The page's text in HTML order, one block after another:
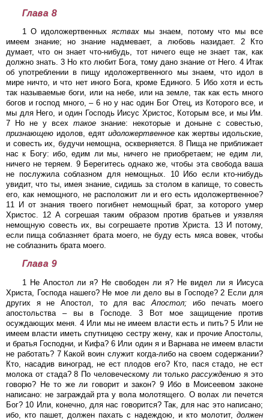
Глава 8
1 О идоложертвенных яствахмы знаем, потому что мы все
имеем знание; но знание надмевает, а любовь назидает. 2 Кто
думает, что он знает что-нибудь, тот ничего еще не знает так, как
должно знать. 3 Но кто любит Бога, тому дано знание от Него. 4 Итак
об употреблении в пищу идоложертвенного мы знаем, что идол в
мире ничто, и что нет иного Бога, кроме Единого. 5 Ибо хотя и есть
так называемые боги, или на небе, или на земле, так как есть много
богов и господ много, – 6 но у нас один Бог Отец, из Которого все, и
мы для Него, и один Господь Иисус Христос, Которым все, и мы Им.
7 Но не у всех такое знание: некоторые и доныне с совестью,
признающею идолов, едят идоложертвенное как жертвы идольские,
и совесть их, будучи немощна, оскверняется. 8 Пища не приближает
нас к Богу: ибо, едим ли мы, ничего не приобретаем; не едим ли,
ничего не теряем. 9 Берегитесь однако же, чтобы эта свобода ваша
не послужила соблазном для немощных. 10 Ибо если кто-нибудь
увидит, что ты, имея знание, сидишь за столом в капище, то совесть
его, как немощного, не расположит ли и его есть идоложертвенное?
11 И от знания твоего погибнет немощный брат, за которого умер
Христос. 12 А согрешая таким образом против братьев и уязвляя
немощную совесть их, вы согрешаете против Христа. 13 И потому,
если пища соблазняет брата моего, не буду есть мяса вовек, чтобы
не соблазнить брата моего.
Глава 9
1 Не Апостол ли я? Не свободен ли я? Не видел ли я Иисуса
Христа, Господа нашего? Не мое ли дело вы в Господе? 2 Если для
других я не Апостол, то для вас Апостол; ибо печать моего
апостольства – вы в Господе. 3 Вот мое защищение против
осуждающих меня. 4 Или мы не имеем власти есть и пить? 5 Или не
имеем власти иметь спутницею сестру жену, как и прочие Апостолы,
и братья Господни, и Кифа? 6 Или один я и Варнава не имеем власти
не работать? 7 Какой воин служит когда-либо на своем содержании?
Кто, насадив виноград, не ест плодов его? Кто, пася стадо, не ест
молока от стада? 8 По человеческому ли только рассуждению я это
говорю? Не то же ли говорит и закон? 9 Ибо в Моисеевом законе
написано: не заграждай рта у вола молотящего. О волах ли печется
Бог? 10 Или, конечно, для нас говорится? Так, для нас это написано;
ибо, кто пашет, должен пахать с надеждою, и кто молотит, должен